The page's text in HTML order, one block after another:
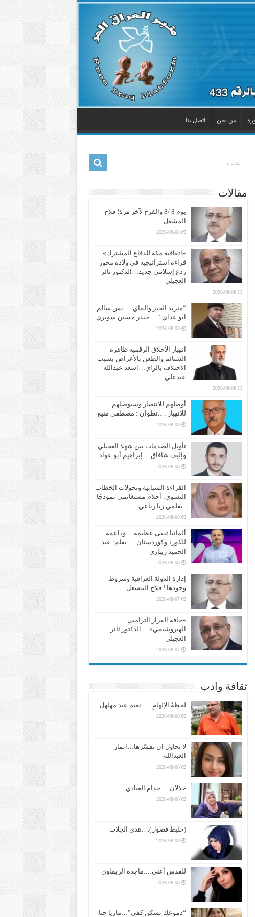
من نحن اتصل بنا
مقالات
يوم 8 /8 والفرح لآخر مرة! فلاح
المشعل
2026-08-08
«اتفاقية مكة للدفاع المشترك»..
قراءة استراتيجية في ولادة محور
ردع إسلامي جديد…الدكتور ثائر
العجيلي
2026-08-08
“منريد الخبز والماي … بس سالم
ابو عداي”…. حيدر حسين سويري
2026-08-08
انهيار الأخلاق الرقمية ظاهرة
الشتائم والطعن بالأعراض بسبب
الاختلاف بالراي…اسعد عبدالله
عبدعلي
2026-08-08
أوصلهم للانتصار وسيوصلهم
للانهيار ….تطوان : مصطفى منيغ
2026-08-08
تأويل الصدمات بين شهلا العجيلي
وإليف شافاق… إبراهيم أبو عواد
2026-08-08
القراءة الشبابية وتحولات الخطاب
النسوي: أحلام مستغانمي نموذجًا
..بقلمي ربا رباعي
2026-08-08
ألمانيا تبقى عظيمة… وداعمة
للكورد وكوردستان … بقلم: عبد
الحميد زيباري
2026-08-08
إدارة الدولة العراقية وشروط
وجودها ! فلاح المشعل
2026-08-07
«حافة القرار الترامبي
الهيروشيمي»….الدكتور ثائر
العجيلي
2026-08-07
ثقافة وادب
لحظةُ الإلهامِ …..نعيم عبد مهلهل
2026-08-08
لا تحاول ان تفسّرها…انمار
العبدالله
2026-08-08
خذلان .. ..حذام العبادي
2026-08-08
(خليط فصول).. ..هدى الجلاب
2026-08-08
للقدس أغني….ماجده الريماوي
2026-08-08
“دموعك تسكن كفي”…ماريا حنا